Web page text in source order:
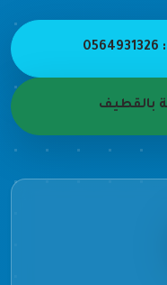
بالقطيف